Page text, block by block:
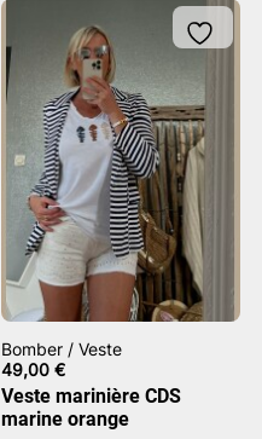
Bomber / Veste
49,00€
Veste marinière CDS
marine orange